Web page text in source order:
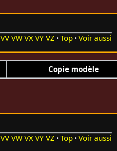
VV VW VX VY VZ Top Voir aussi
Copie modèle
VV VW VX VY VZ Top Voir aussi